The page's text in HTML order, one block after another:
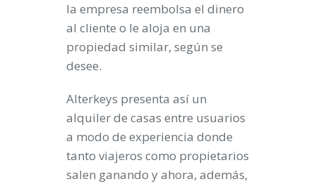
la empresa reembolsa el dinero
al cliente o le aloja en una
propiedad similar, según se
desee.
Alterkeys presenta así un
alquiler de casas entre usuarios
a modo de experiencia donde
tanto viajeros como propietarios
salen ganando y ahora, además,